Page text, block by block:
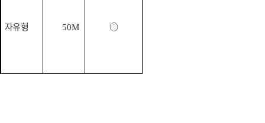
자유형 50M ○